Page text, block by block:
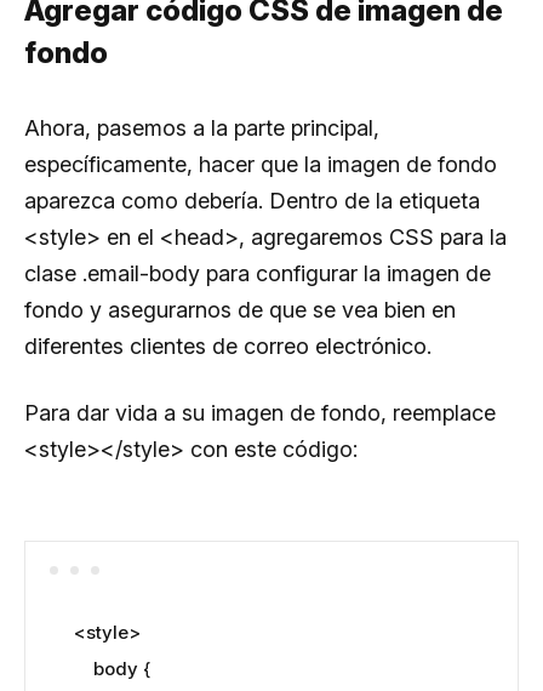
Agregar código CSS de imagen de
fondo
Ahora, pasemos a la parte principal,
específicamente, hacer que la imagen de fondo
aparezca como debería. Dentro de la etiqueta
<style> en el <head>, agregaremos CSS para la
clase .email-body para configurar la imagen de
fondo y asegurarnos de que se vea bien en
diferentes clientes de correo electrónico.
Para dar vida a su imagen de fondo, reemplace
<style></style> con este código:
<style>